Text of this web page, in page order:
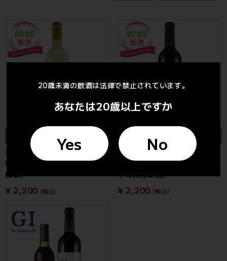
20歳未満の飲酒は法律で禁止されています。
あなたは20歳以上ですか
Yes No
岩崎醸造 シャトーホンジョー
甲州 2025 720ml (11月3日
解禁)
¥ 2,200 (税込)
岩崎醸造 シャトーホンジョー
アジロン 2025 720ml (10月
中旬発売新酒)
¥ 2,200 (税込)